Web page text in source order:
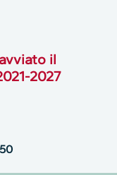
il
2027
50